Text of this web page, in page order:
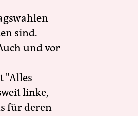
sind.
und vor
"Alles
linke,
für deren